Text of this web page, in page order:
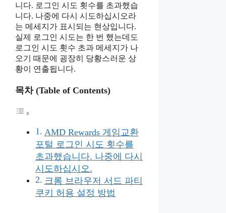
니다. 로그인 시도 횟수를 초과했습
니다. 나중에 다시 시도하십시오라
는 메세지가 표시되는 현상입니다.
실제 로그인 시도는 한 번 했는데도
로그인 시도 횟수 초과 메세지가 나
오기 때문에 굉장히 당황스러운 상
황이 연출됩니다.
목차 (Table of Contents)
AMD Rewards 게임교환
포털 로그인 시도 횟수를
초과했습니다. 나중에 다시
시도하십시오.
크롬 브라우저 서드 파티
쿠키 허용 설정 방법